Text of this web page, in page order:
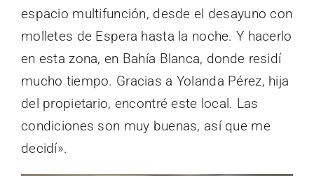
espacio multifunción, desde el desayuno con
molletes de Espera hasta la noche. Y hacerlo
en esta zona, en Bahía Blanca, donde residí
mucho tiempo. Gracias a Yolanda Pérez, hija
del propietario, encontré este local. Las
condiciones son muy buenas, así que me
decidí».